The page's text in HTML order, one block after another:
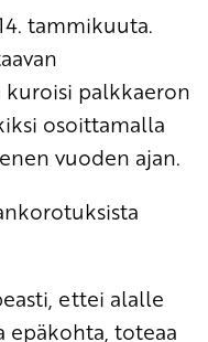
tammikuuta.
kuroisi palkkaeron
osoittamalla
vuoden ajan.
ettei alalle
epäkohta, toteaa